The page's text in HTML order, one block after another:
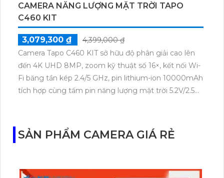
CAMERA NĂNG LƯỢNG MẶT TRỜI TAPO
C460 KIT
3,079,300 ₫
4,399,000 ₫
Camera Tapo C460 KIT sở hữu độ phân giải cao lên
đến 4K UHD 8MP, zoom kỹ thuật số 16×, kết nối Wi-
Fi băng tần kép 2.4/5 GHz, pin lithium-ion 10000mAh
tích hợp cùng tấm pin năng lượng mặt trời 5.2V/2.5W.
SẢN PHẨM CAMERA GIÁ RẺ